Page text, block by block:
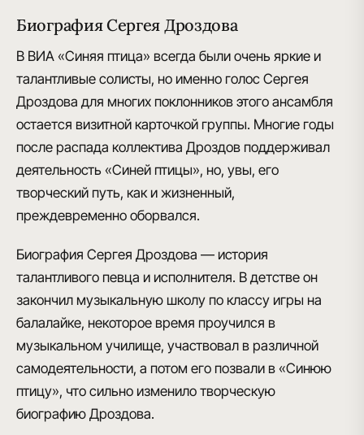
Биография Сергея Дроздова
В ВИА «Синяя птица» всегда были очень яркие и
талантливые солисты, но именно голос Сергея
Дроздова для многих поклонников этого ансамбля
остается визитной карточкой группы. Многие годы
после распада коллектива Дроздов поддерживал
деятельность «Синей птицы», но, увы, его
творческий путь, как и жизненный,
преждевременно оборвался.
Биография Сергея Дроздова — история
талантливого певца и исполнителя. В детстве он
закончил музыкальную школу по классу игры на
балалайке, некоторое время проучился в
музыкальном училище, участвовал в различной
самодеятельности, а потом его позвали в «Синюю
птицу», что сильно изменило творческую
биографию Дроздова.